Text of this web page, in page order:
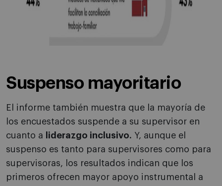
Suspenso mayoritario
El informe también muestra que la mayoría de
los encuestados suspende a su supervisor en
cuanto a
liderazgo inclusivo. Y, aunque el
suspenso es tanto para supervisores como para
supervisoras, los resultados indican que los
primeros ofrecen mayor apoyo instrumental a